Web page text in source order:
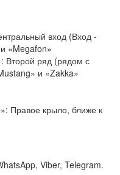
вход (Вход -
«Megafon»
Второй ряд (рядом с
и «Zakka»
Правое крыло, ближе к
Viber, Telegram.